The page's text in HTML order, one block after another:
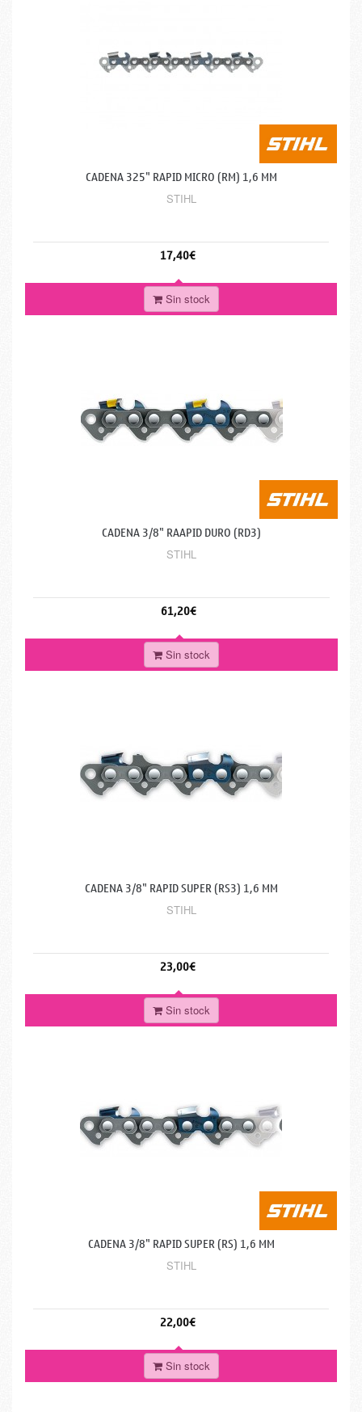
CADENA 325" RAPID MICRO (RM) 1,6 MM
STIHL
17,40€
Sin stock
CADENA 3/8" RAAPID DURO (RD3)
STIHL
61,20€
Sin stock
CADENA 3/8" RAPID SUPER (RS3) 1,6 MM
STIHL
23,00€
Sin stock
CADENA 3/8" RAPID SUPER (RS) 1,6 MM
STIHL
22,00€
Sin stock